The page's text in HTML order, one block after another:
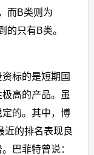
而B类则为
的只有B类。
标的是短期国
高的产品。虽
的。其中，博
近的排名表现良
巴菲特曾说：